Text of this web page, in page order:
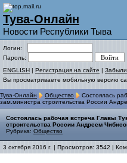
Тува-Онлайн
Новости Республики Тыва
Логин:
Пароль:
ENGLISH | Регистрация на сайте |
Вы просматриваете мобильную версию
Тува-Онлайн Общество
Состоялась
зам.министра строительства России
Состоялась рабочая встреча Главы
строительства России Андреем
Рубрика: Общество
3 октября 2016 г. | Просмотров: 3542 |